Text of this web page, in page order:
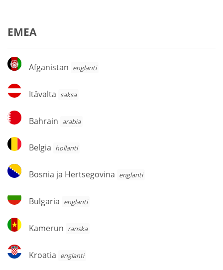
EMEA
Afganistan
Afganistan englanti
Itävalta
Itävalta saksa
Bahrain
Bahrain arabia
Belgia
Belgia hollanti
Bosnia
ja
Bosnia ja Hertsegovina englanti
Bulgaria
Bulgaria englanti
Kamerun
Kamerun ranska
Kroatia
Kroatia englanti